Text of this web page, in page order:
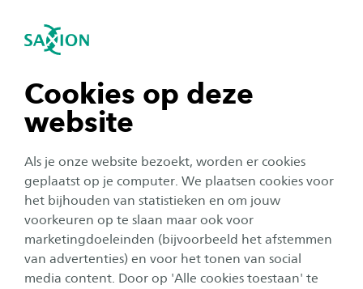
Cookies op deze
website
Als je onze website bezoekt, worden er cookies
geplaatst op je computer. We plaatsen cookies voor
het bijhouden van statistieken en om jouw
voorkeuren op te slaan maar ook voor
marketingdoeleinden (bijvoorbeeld het afstemmen
van advertenties) en voor het tonen van social
media content. Door op 'Alle cookies toestaan' te
Navigatie openen
tonen
tonen
tonen
tonen
sluiten
Onderwijs
Tamara: ‘Eerst een stap terug,
dan pas vooruit’